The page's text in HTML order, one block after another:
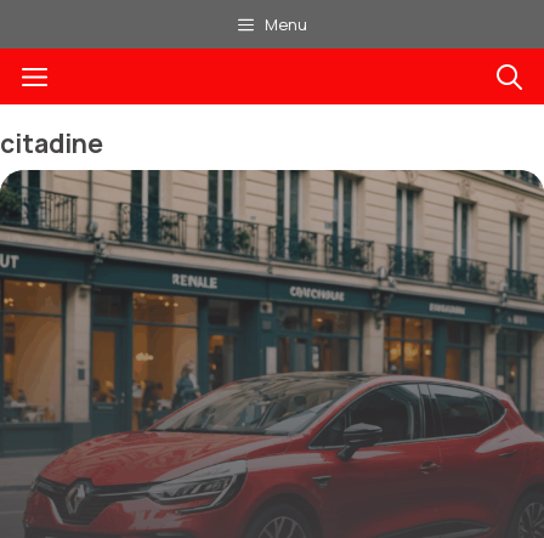
au
contenu
Menu
Menu
citadine